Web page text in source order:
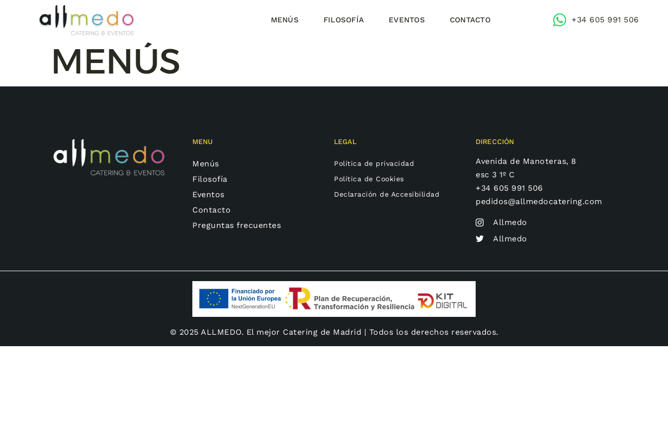
MENÚS FILOSOFÍA EVENTOS CONTACTO +34 605 991 506
MENÚS
MENU
Menús
Filosofía
Eventos
Contacto
Preguntas frecuentes
LEGAL
Política de privacidad
Política de Cookies
Declaración de Accesibilidad
DIRECCIÓN
Avenida de Manoteras, 8
esc 3 1º C
+34 605 991 506
pedidos@allmedocatering.com
Allmedo
Allmedo
© 2025 ALLMEDO. El mejor Catering de Madrid | Todos los derechos reservados.